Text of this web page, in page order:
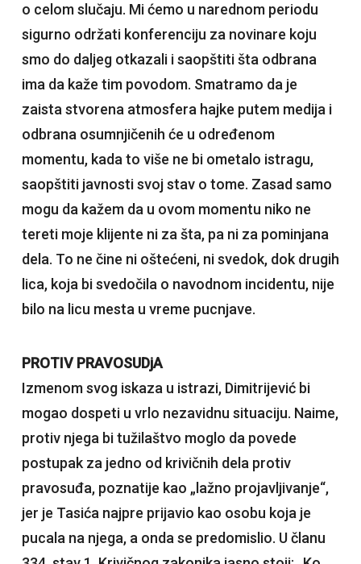
o celom slučaju. Mi ćemo u narednom periodu
sigurno održati konferenciju za novinare koju
smo do daljeg otkazali i saopštiti šta odbrana
ima da kaže tim povodom. Smatramo da je
zaista stvorena atmosfera hajke putem medija i
odbrana osumnjičenih će u određenom
momentu, kada to više ne bi ometalo istragu,
saopštiti javnosti svoj stav o tome. Zasad samo
mogu da kažem da u ovom momentu niko ne
tereti moje klijente ni za šta, pa ni za pominjana
dela. To ne čine ni oštećeni, ni svedok, dok drugih
lica, koja bi svedočila o navodnom incidentu, nije
bilo na licu mesta u vreme pucnjave.
PROTIV PRAVOSUDjA
Izmenom svog iskaza u istrazi, Dimitrijević bi
mogao dospeti u vrlo nezavidnu situaciju. Naime,
protiv njega bi tužilaštvo moglo da povede
postupak za jedno od krivičnih dela protiv
pravosuđa, poznatije kao „lažno projavljivanje“,
jer je Tasića najpre prijavio kao osobu koja je
pucala na njega, a onda se predomislio. U članu